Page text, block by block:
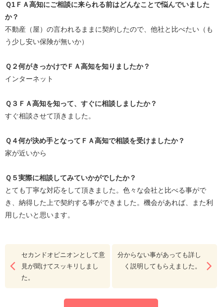
Ｑ1ＦＡ高知にご相談に来られる前はどんなことで悩んでいました
か？
不動産（屋）の言われるままに契約したので、他社と比べたい（も
う少し安い保険が無いか）
Ｑ２何がきっかけでＦＡ高知を知りましたか？
インターネット
Ｑ３ＦＡ高知を知って、すぐに相談しましたか？
すぐ相談させて頂きました。
Ｑ４何が決め手となってＦＡ高知で相談を受けましたか？
家が近いから
Ｑ５実際に相談してみていかがでしたか？
とても丁寧な対応をして頂きました。色々な会社と比べる事がで
き、納得した上で契約する事ができました。機会があれば、また利
用したいと思います。
セカンドオピニオンとして意
見が聞けてスッキリしまし
た。
分からない事があっても詳し
く説明してもらえました。